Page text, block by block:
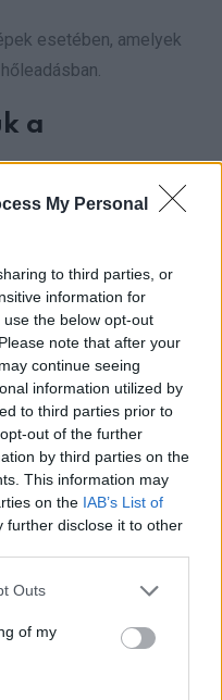
My Personal
to third parties, or
information for
the below opt-out
note that after your
continue seeing
information utilized by
to third parties prior to
out of the further
by third parties on the
This information may
on the IAB’s List of
further disclose it to other
one or more Google
You may click to
its third-party tags to
in below Google
Outs
of my
esetében, amelyek
a
Naponta legfeljebb 1-2
a gép kapacitásának
Rendszeresen tisztítsuk a
valamint használjunk
eszköz, amely
akkor működik hosszú
nélküli mosások
és
elkerülheted a